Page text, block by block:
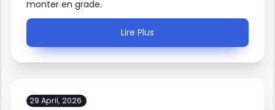
monter en grade.
Lire Plus
29 April, 2026